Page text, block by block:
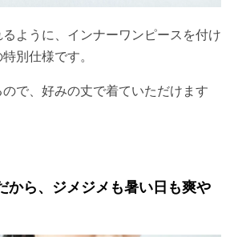
ように、インナーワンピースを付け
別仕様です。
で、好みの丈で着ていただけます
から、ジメジメも暑い日も爽や